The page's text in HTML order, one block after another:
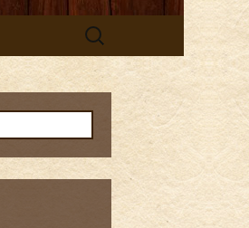
検